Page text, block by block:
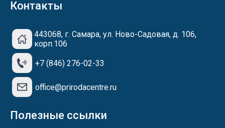
Контакты
443068, г. Самара, ул. Ново-Садовая, д. 106,
корп.106
+7 (846) 276-02-33
office@prirodacentre.ru
Полезные ссылки